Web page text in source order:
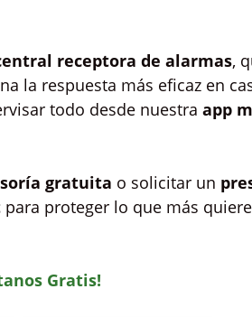
receptora de alarmas,
la respuesta más eficaz en
todo desde nuestra app
gratuita o solicitar un
para proteger lo que más
Gratis!